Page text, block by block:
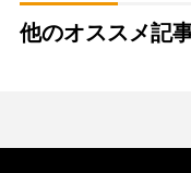
他のオススメ記